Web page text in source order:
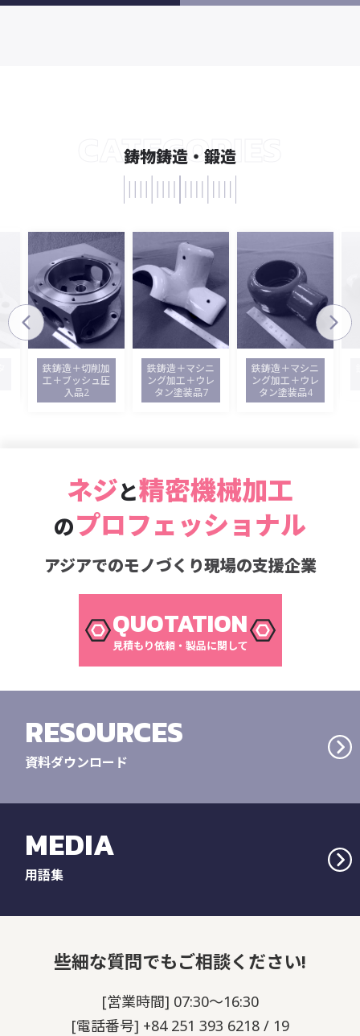
CATEGORIES
鋳物鋳造・鍛造
鉄鋳造＋切削加
工＋ブッシュ圧
入品2
鉄鋳造＋マシニ
ング加工＋ウレ
タン塗装品7
鉄鋳造＋マシニ
ング加工＋ウレ
タン塗装品4
ネジと精密機械加工
のプロフェッショナル
アジアでのモノづくり現場の支援企業
QUOTATION
見積もり依頼・製品に関して
RESOURCES
資料ダウンロード
MEDIA
用語集
些細な質問でもご相談ください!
[営業時間] 07:30～16:30
[電話番号] +84 251 393 6218 / 19